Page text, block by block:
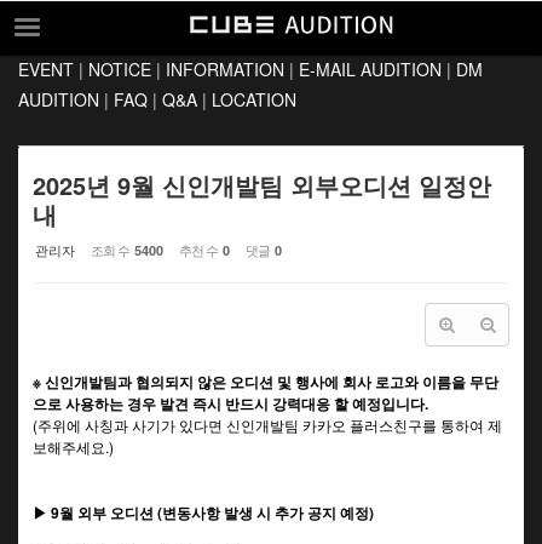
EVENT
INFORMATION
E-MAIL AUDITION
DM AUDITION
LOCATION
EVENT | NOTICE | INFORMATION | E-MAIL AUDITION | DM
AUDITION | FAQ | Q&A | LOCATION
2025년 9월 신인개발팀 외부오디션 일정안
내
관리자 조회 수 5400 추천 수 0 댓글 0
※ 신인개발팀과 협의되지 않은 오디션 및 행사에 회사 로고와 이름을 무단
으로 사용하는 경우 발견 즉시 반드시 강력대응 할 예정입니다.
(주위에 사칭과 사기가 있다면 신인개발팀 카카오 플러스친구를 통하여 제
보해주세요.)
▶ 9월 외부 오디션 (변동사항 발생 시 추가 공지 예정)